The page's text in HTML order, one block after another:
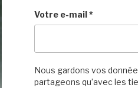
Votre e-mail*
Nous gardons vos
partageons qu’avec les